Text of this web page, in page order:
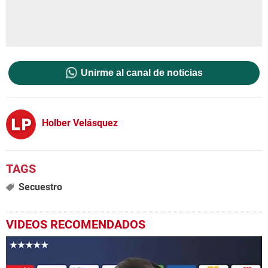
Unirme al canal de noticias
Holber Velásquez
Secuestro
VIDEOS RECOMENDADOS